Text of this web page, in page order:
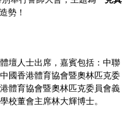
勢！
壇人士出席，嘉賓包括：中聯
國香港體育協會暨奧林匹克委
體育協會暨奧林匹克委員會義
校董會主席林大輝博士。